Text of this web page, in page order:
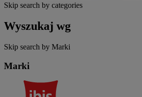
Skip search by categories
Wyszukaj wg
Skip search by Marki
Marki